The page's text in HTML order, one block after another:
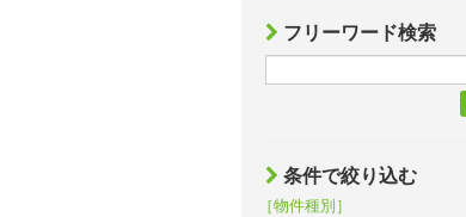
フリーワード検索
条件で絞り込む
［物件種別］